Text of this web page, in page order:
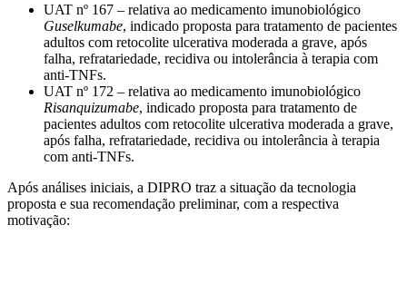
UAT nº 167 – relativa ao medicamento imunobiológico
Guselkumabe, indicado proposta para tratamento de pacientes
adultos com retocolite ulcerativa moderada a grave, após
falha, refratariedade, recidiva ou intolerância à terapia com
anti-TNFs.
UAT nº 172 – relativa ao medicamento imunobiológico
Risanquizumabe, indicado proposta para tratamento de
pacientes adultos com retocolite ulcerativa moderada a grave,
após falha, refratariedade, recidiva ou intolerância à terapia
com anti-TNFs.
Após análises iniciais, a DIPRO traz a situação da tecnologia
proposta e sua recomendação preliminar, com a respectiva
motivação: